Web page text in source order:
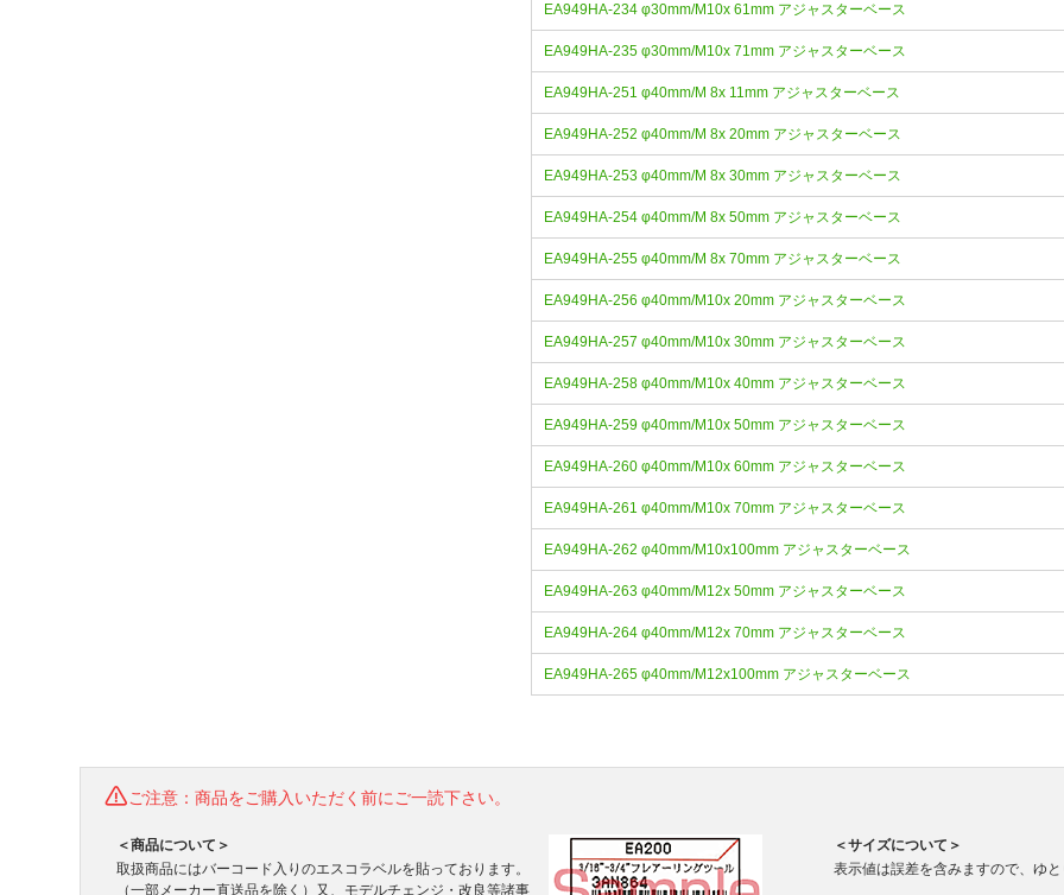
EA949HA-234 φ30mm/M10x 61mm アジャスターベース
EA949HA-235 φ30mm/M10x 71mm アジャスターベース
EA949HA-251 φ40mm/M 8x 11mm アジャスターベース
EA949HA-252 φ40mm/M 8x 20mm アジャスターベース
EA949HA-253 φ40mm/M 8x 30mm アジャスターベース
EA949HA-254 φ40mm/M 8x 50mm アジャスターベース
EA949HA-255 φ40mm/M 8x 70mm アジャスターベース
EA949HA-256 φ40mm/M10x 20mm アジャスターベース
EA949HA-257 φ40mm/M10x 30mm アジャスターベース
EA949HA-258 φ40mm/M10x 40mm アジャスターベース
EA949HA-259 φ40mm/M10x 50mm アジャスターベース
EA949HA-260 φ40mm/M10x 60mm アジャスターベース
EA949HA-261 φ40mm/M10x 70mm アジャスターベース
EA949HA-262 φ40mm/M10x100mm アジャスターベース
EA949HA-263 φ40mm/M12x 50mm アジャスターベース
EA949HA-264 φ40mm/M12x 70mm アジャスターベース
EA949HA-265 φ40mm/M12x100mm アジャスターベース
ご注意：商品をご購入いただく前にご一読下さい。
＜商品について＞
取扱商品にはバーコード入りのエスコラベルを貼っております。
（一部メーカー直送品を除く）又、モデルチェンジ・改良等諸事
＜サイズについて＞
表示値は誤差を含みますので、ゆ